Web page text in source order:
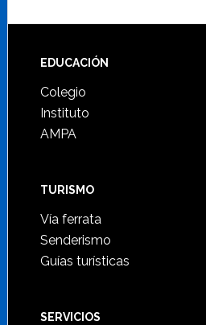
Footer
EDUCACIÓN
Colegio
Instituto
AMPA
TURISMO
Vía ferrata
Senderismo
Guías turísticas
SERVICIOS